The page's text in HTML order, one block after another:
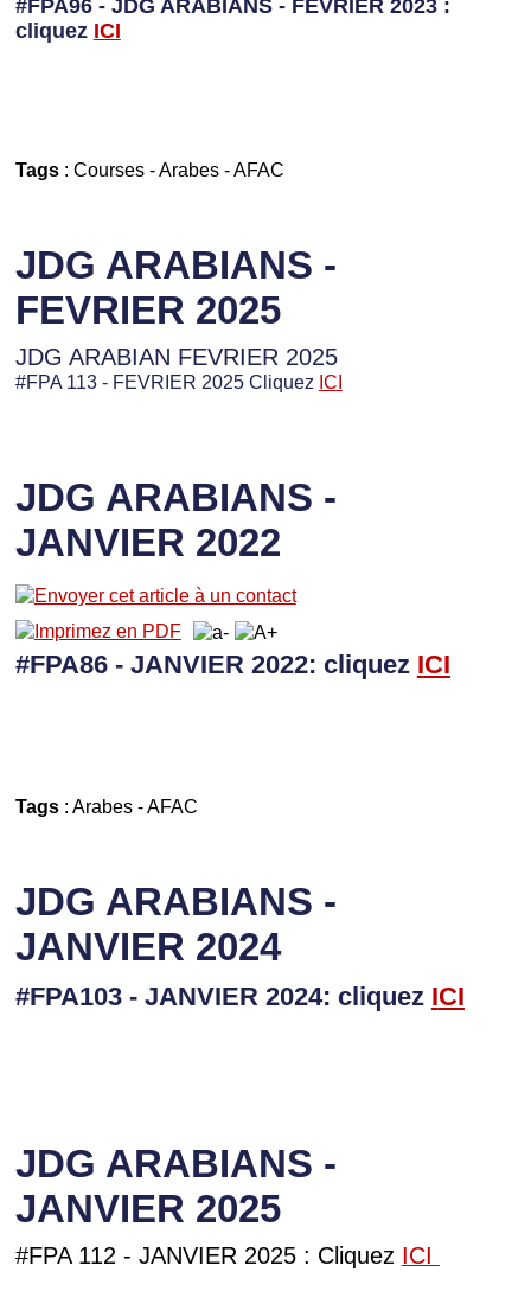
#FPA96 - JDG ARABIANS - FEVRIER 2023 :
cliquez ICI
Tags: Courses-Arabes-AFAC
JDG ARABIANS -
FEVRIER 2025
JDG ARABIAN FEVRIER 2025
#FPA 113 - FEVRIER 2025 Cliquez ICI
JDG ARABIANS -
JANVIER 2022
#FPA86 - JANVIER 2022: cliquez ICI
Tags: Arabes-AFAC
JDG ARABIANS -
JANVIER 2024
#FPA103 - JANVIER 2024: cliquez ICI
JDG ARABIANS -
JANVIER 2025
#FPA 112 - JANVIER 2025 : Cliquez ICI